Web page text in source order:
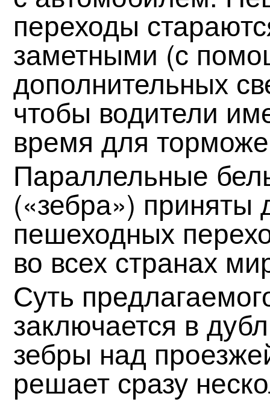
переходы
заметными (с
дополнительных
чтобы водители
время для
Параллельные
(«зебра») приняты
пешеходных
во всех странах
Суть
заключается в
зебры над
решает сразу